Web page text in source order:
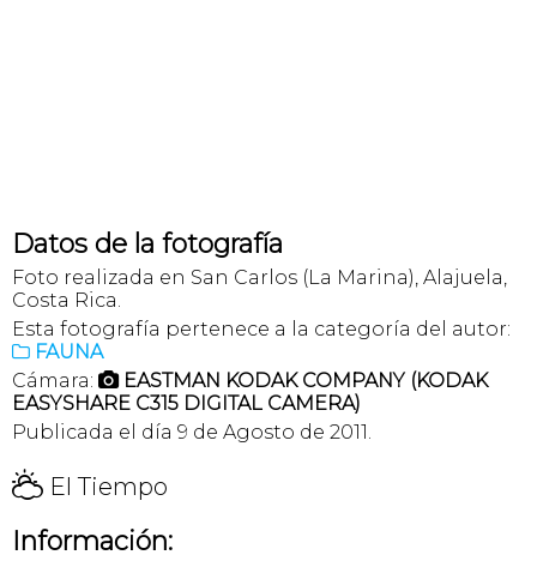
Datos de la fotografía
Foto realizada en San Carlos (La Marina), Alajuela,
Costa Rica.
Esta fotografía pertenece a la categoría del autor:
 FAUNA
Cámara:  EASTMAN KODAK COMPANY (KODAK
EASYSHARE C315 DIGITAL CAMERA)
Publicada el día 9 de Agosto de 2011.
H El Tiempo
Información: